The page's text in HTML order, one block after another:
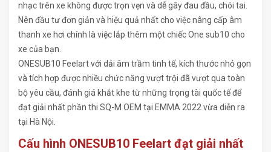
nhạc trên xe không được trọn vẹn và dễ gây đau đầu, chói tai.
Nên đầu tư đơn giản và hiệu quả nhất cho việc nâng cấp âm
thanh xe hơi chính là việc lắp thêm một chiếc One sub10 cho
xe của bạn.
ONESUB10 Feelart với dải âm trầm tinh tế, kích thước nhỏ gọn
và tích hợp được nhiều chức năng vượt trội đã vượt qua toàn
bộ yêu cầu, đánh giá khắt khe từ những trọng tài quốc tế để
đạt giải nhất phần thi SQ-M OEM tại EMMA 2022 vừa diễn ra
tại Hà Nội.
Cấu hình ONESUB10 Feelart đạt giải nhất